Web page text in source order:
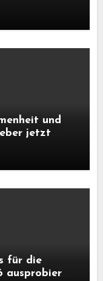
und
jetzt
für die